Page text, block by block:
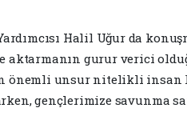
Halil Uğur da
gurur verici
önemli unsur nitelikli insan
gençlerimize savunma